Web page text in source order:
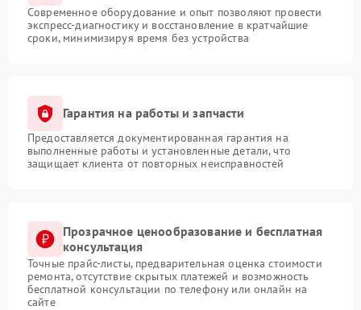
Современное оборудование и опыт позволяют провести
экспресс-диагностику и восстановление в кратчайшие
сроки, минимизируя время без устройства
Гарантия на работы и запчасти
Предоставляется документированная гарантия на
выполненные работы и установленные детали, что
защищает клиента от повторных неисправностей
Прозрачное ценообразование и бесплатная
консультация
Точные прайс-листы, предварительная оценка стоимости
ремонта, отсутствие скрытых платежей и возможность
бесплатной консультации по телефону или онлайн на
сайте